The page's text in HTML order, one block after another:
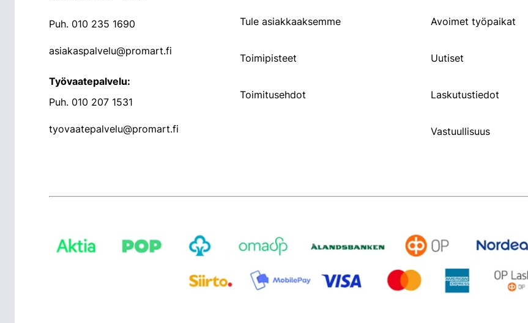
Puh. 010 235 1690
asiakaspalvelu@promart.fi
Työvaatepalvelu:
Puh. 010 207 1531
tyovaatepalvelu@promart.fi
Tule asiakkaaksemme
Toimipisteet
Toimitusehdot
Avoimet työpaikat
Uutiset
Laskutustiedot
Vastuullisuus